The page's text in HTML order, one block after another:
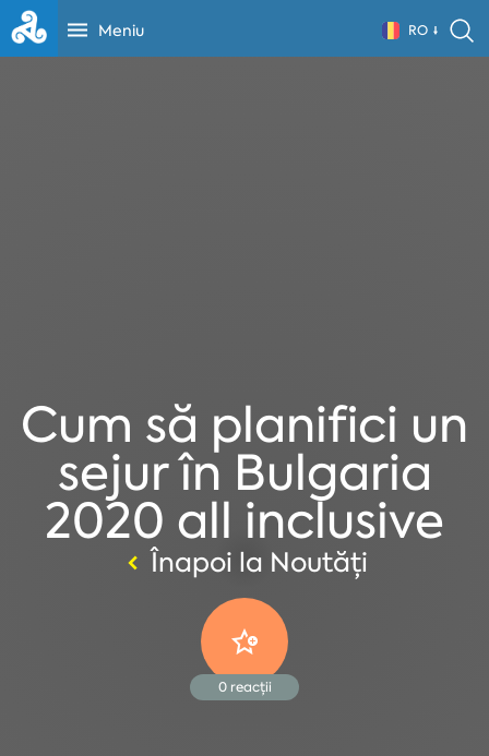
Meniu RO
Cum să planifici un
sejur în Bulgaria
2020 all inclusive
Înapoi la Noutăți
0reacții